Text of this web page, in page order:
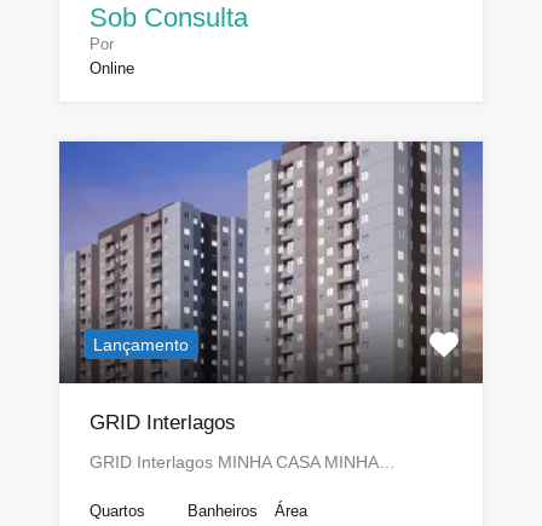
Sob Consulta
Por
Online
Lançamento
GRID Interlagos
GRID Interlagos MINHA CASA MINHA…
Quartos Banheiros Área